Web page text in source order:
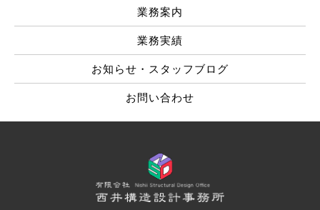
業務案内
業務実績
お知らせ・スタッフブログ
お問い合わせ